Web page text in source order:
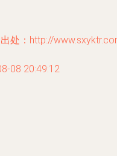
处：http://
08 20:49:12